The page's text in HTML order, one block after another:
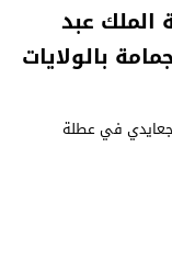
الملك عبد
بالولايات